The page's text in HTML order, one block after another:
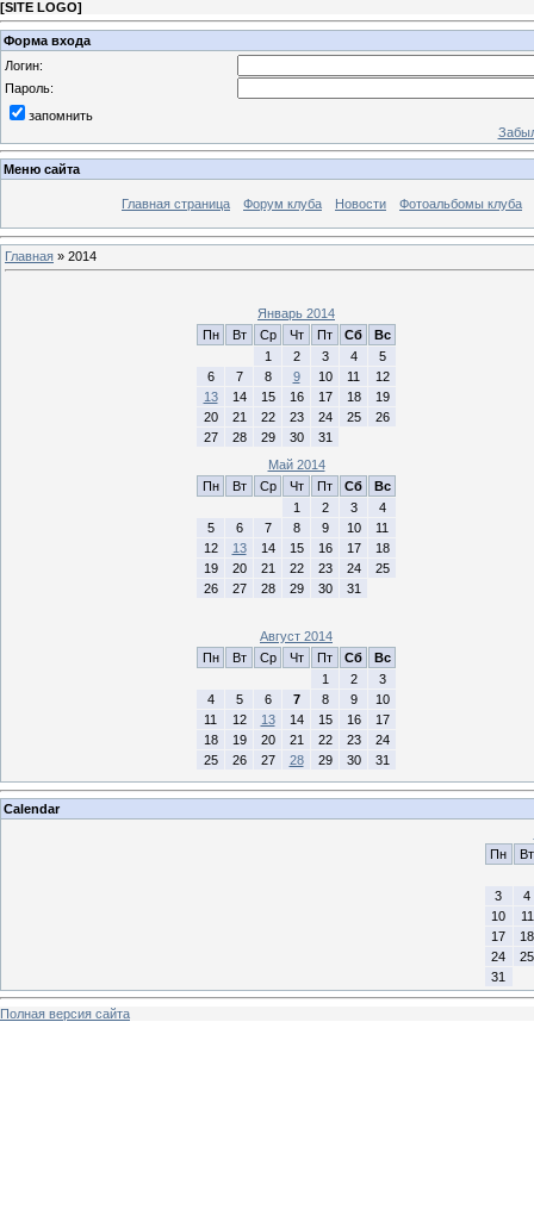
[SITE LOGO]
Форма входа
Логин:
Пароль:
запомнить
Меню сайта
Главная страница Форум клуба Новости Фотоальбомы клуба
Главная » 2014
Январь 2014
Пн
Вт Ср Чт Пт Сб
Вс
1
2 3 4
5
6
7 8 9 10 11
12
13
14 15 16 17 18
19
20
21 22 23 24 25
26
27
28 29 30
31
Май 2014
Пн
Вт Ср Чт Пт Сб
Вс
1
2 3
4
5
6 7 8 9 10
11
12
13 14 15 16 17
18
19
20 21 22 23 24
25
26
27 28 29 30 31
Август 2014
Пн
Вт Ср Чт Пт Сб
Вс
1
2
3
4
5 6 7 8 9
10
11
12 13 14 15 16
17
18
19 20 21 22 23
24
25
26 27 28 29 30 31
Calendar
Пн
Вт
3
4
10
11
17
18
24
25
31
Полная версия сайта